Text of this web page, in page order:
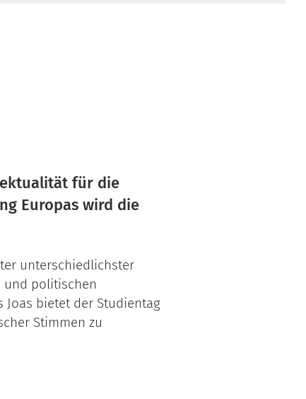
für die
Europas wird die
unterschiedlichster
und politischen
Joas bietet der Studientag
Stimmen zu